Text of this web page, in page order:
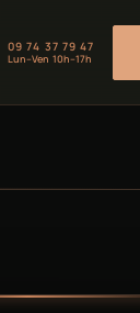
09 74 37 79 47
Lun–Ven 10h–17h